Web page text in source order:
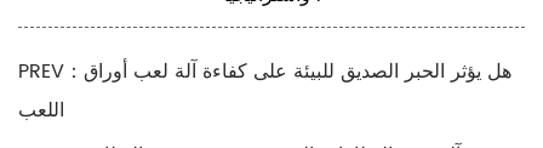
PREV：هل يؤثر الحبر الصديق للبيئة على كفاءة آلة لعب أوراق
اللعب